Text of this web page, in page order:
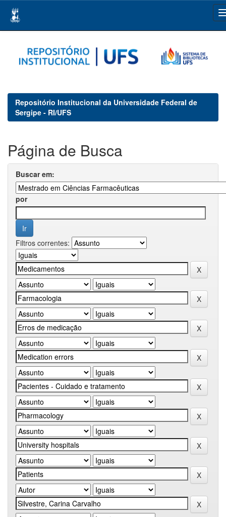
navigation
Repositório Institucional da Universidade Federal de
Sergipe - RI/UFS
Página de Busca
Buscar em:
por
Filtros correntes: